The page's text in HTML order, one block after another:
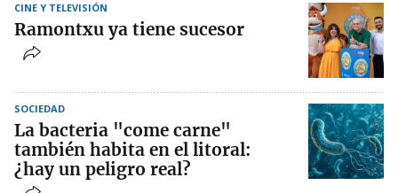
CINE Y TELEVISIÓN
Ramontxu ya tiene sucesor
SOCIEDAD
La bacteria "come carne"
también habita en el litoral:
¿hay un peligro real?